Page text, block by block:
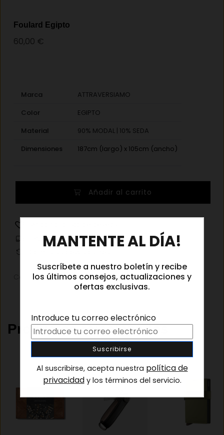
Foulard Egipto
60,00 €
Marca
ATTRAVERSIAMO
Color
EGIPTO
Material
90% MODAL | 10% SEDA
Dimensiones
187cm (largo) x 105cm (ancho)
Añadir al carrito
Información de envíos
Categorías:Concept store,Pañuelos
Productos relacionados
MANTENTE AL DÍA!
Suscríbete a nuestro boletín y recibe
los últimos consejos, actualizaciones y
ofertas exclusivas.
Introduce tu correo electrónico
Al suscribirse, acepta nuestra política de
privacidady los términos del servicio.